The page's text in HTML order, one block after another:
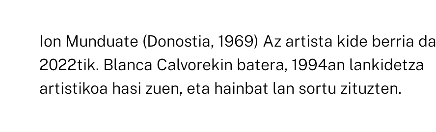
Ion Munduate (Donostia, 1969) Az artista kide berria da
2022tik. Blanca Calvorekin batera, 1994an lankidetza
artistikoa hasi zuen, eta hainbat lan sortu zituzten.